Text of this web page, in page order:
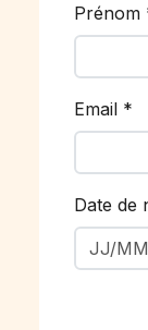
Prénom
Email *
Date de